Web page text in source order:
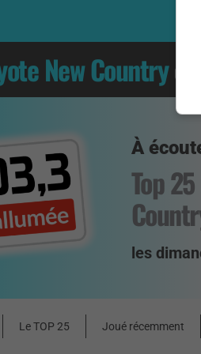
New Country
À
Top
les
Le TOP 25 Joué récemment